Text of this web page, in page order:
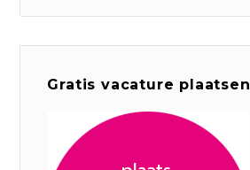
Gratis vacature plaatsen